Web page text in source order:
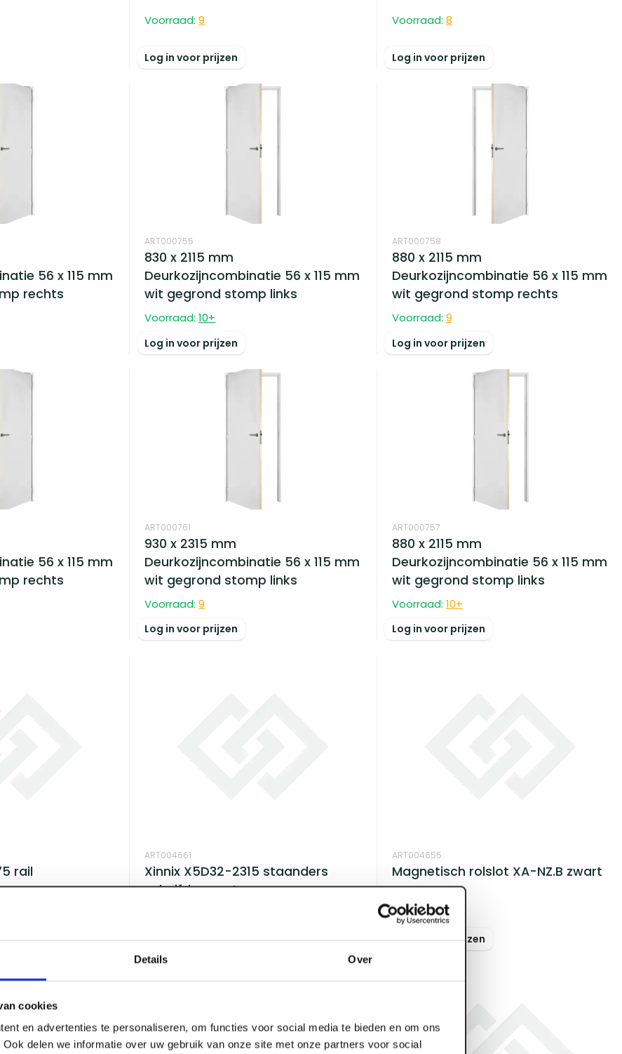
Details Over
cookies
en advertenties te personaliseren, om functies voor social media te bieden en om ons
delen we informatie over uw gebruik van onze site met onze partners voor social
Voorraad: 9
Log in voor prijzen
Voorraad: 8
Log in voor prijzen
56 x 115 mm
rechts
ART000755
830 x 2115 mm
Deurkozijncombinatie 56 x 115 mm
wit gegrond stomp links
Voorraad: 10+
Log in voor prijzen
ART000758
880 x 2115 mm
Deurkozijncombinatie 56 x 115 mm
wit gegrond stomp rechts
Voorraad: 9
Log in voor prijzen
56 x 115 mm
rechts
ART000761
930 x 2315 mm
Deurkozijncombinatie 56 x 115 mm
wit gegrond stomp links
Voorraad: 9
Log in voor prijzen
ART000757
880 x 2115 mm
Deurkozijncombinatie 56 x 115 mm
wit gegrond stomp links
Voorraad: 10+
Log in voor prijzen
rail
ART004661
Xinnix X5D32-2315 staanders
schuifdeursysteem
ART004655
Magnetisch rolslot XA-NZ.B zwart
Voorraad:5
Log in voor prijzen